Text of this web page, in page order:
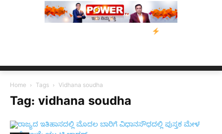
ಬೆಂಗಳೂರಿನಿಂದ
Home Tags Vidhana soudha
Tag: vidhana soudha